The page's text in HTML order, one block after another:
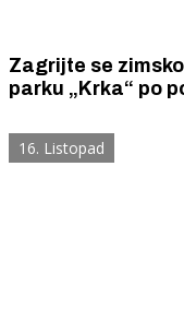
Zagrijte se
parku „Krka“ po
16. Listopad